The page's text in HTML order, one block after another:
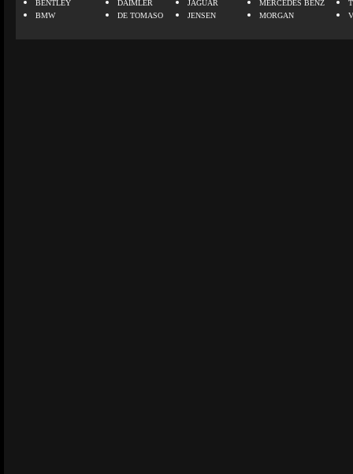
BENTLEY
BMW
DAIMLER
DE TOMASO
JAGUAR
JENSEN
MERCEDES BENZ
MORGAN